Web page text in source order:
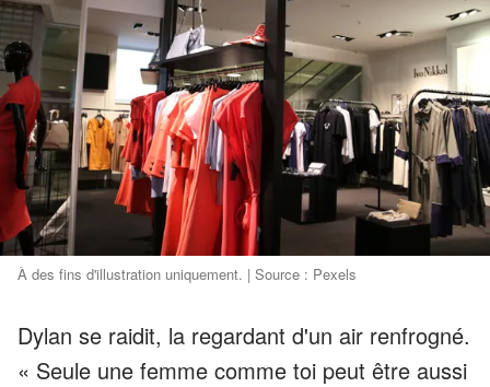
À des fins d'illustration uniquement. | Source : Pexels
Dylan se raidit, la regardant d'un air renfrogné.
« Seule une femme comme toi peut être aussi